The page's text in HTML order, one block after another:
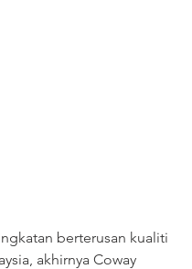
berterusan kualiti
akhirnya Coway